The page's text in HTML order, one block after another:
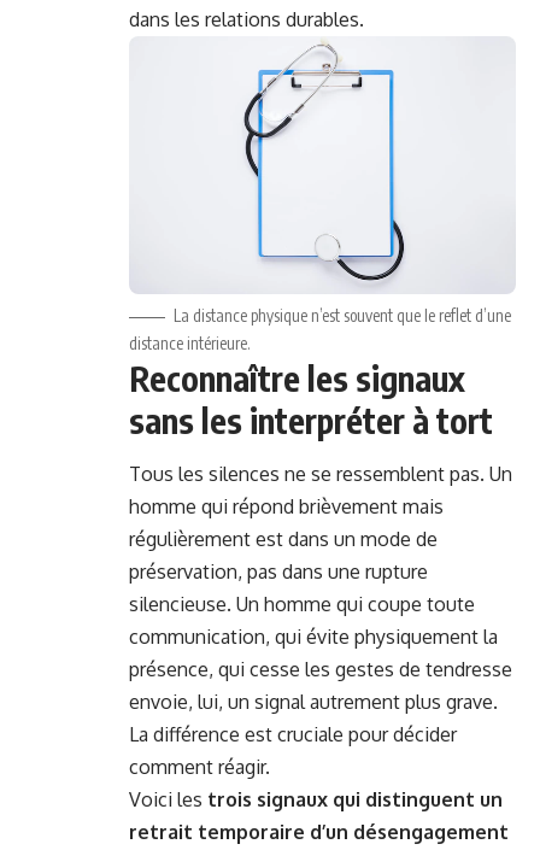
dans les relations durables.
La distance physique n’est souvent que le reflet d’une
distance intérieure.
Reconnaître les signaux
sans les interpréter à tort
Tous les silences ne se ressemblent pas. Un
homme qui répond brièvement mais
régulièrement est dans un mode de
préservation, pas dans une rupture
silencieuse. Un homme qui coupe toute
communication, qui évite physiquement la
présence, qui cesse les gestes de tendresse
envoie, lui, un signal autrement plus grave.
La différence est cruciale pour décider
comment réagir.
Voici les trois signaux qui distinguent un
retrait temporaire d’un désengagement